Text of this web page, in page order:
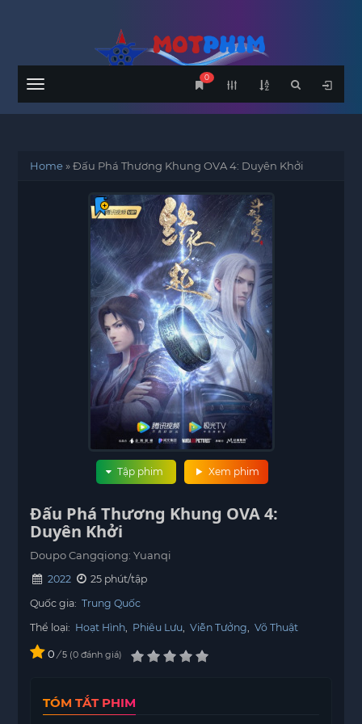
Menu
0
Home»Đấu Phá Thương Khung OVA 4: Duyên Khởi
Xem phim
Tập phim
Đấu Phá Thương Khung OVA 4:
Duyên Khởi
Doupo Cangqiong: Yuanqi
2022
25 phút/tập
Quốc gia: Trung Quốc
Thể loại: Hoạt Hình, Phiêu Lưu, Viễn Tưởng, Võ Thuật
0 / 5 0 đánh giá
TÓM TẮT PHIM